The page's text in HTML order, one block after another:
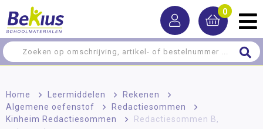
0
Home > Leermiddelen > Rekenen
>
Algemene oefenstof
> Redactiesommen
>
Kinheim Redactiesommen
>
Redactiesommen B,